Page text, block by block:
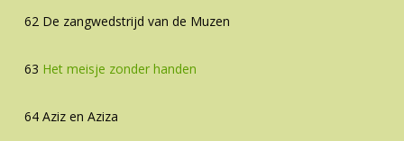
62 De zangwedstrijd van de Muzen
63 Het meisje zonder handen
64 Aziz en Aziza